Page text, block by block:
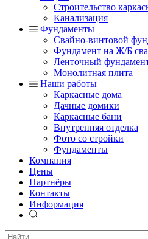
Строительство
Канализация
Фундаменты
Свайно-винтовой
Фундамент на Ж/Б
Ленточный
Монолитная плита
Наши работы
Каркасные дома
Дачные домики
Каркасные бани
Внутренняя отделка
Фото со стройки
Фундаменты
Компания
Цены
Партнёры
Контакты
Информация